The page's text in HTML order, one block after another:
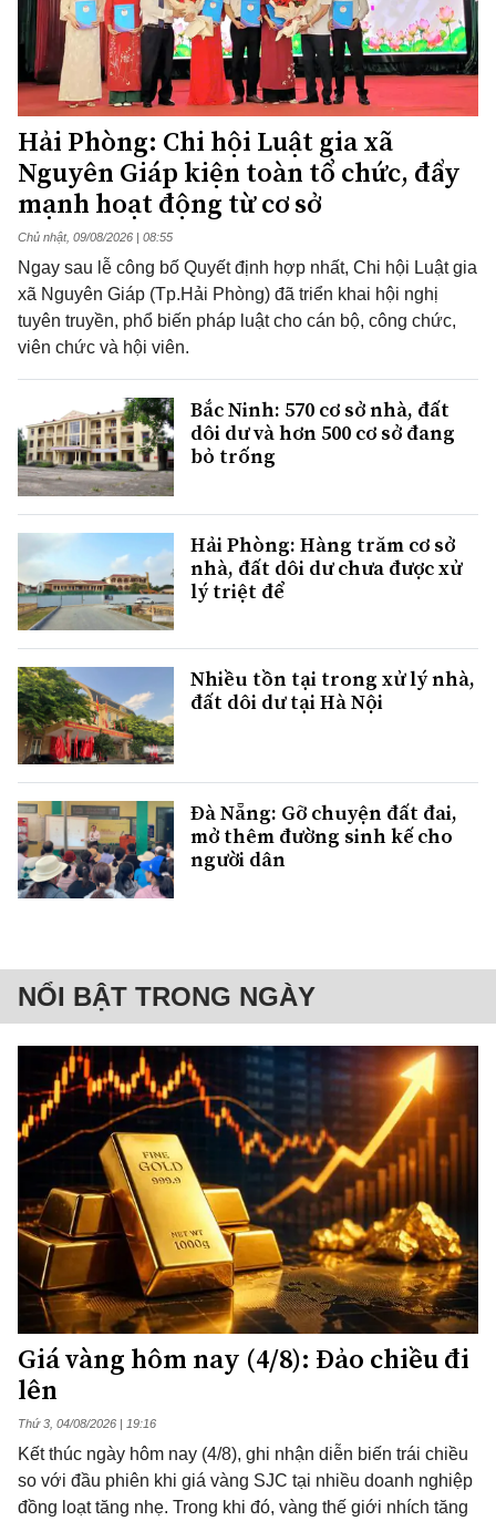
Hải Phòng: Chi hội Luật gia xã
Nguyên Giáp kiện toàn tổ chức, đẩy
mạnh hoạt động từ cơ sở
Chủ nhật, 09/08/2026 | 08:55
Ngay sau lễ công bố Quyết định hợp nhất, Chi hội Luật gia
xã Nguyên Giáp (Tp.Hải Phòng) đã triển khai hội nghị
tuyên truyền, phổ biến pháp luật cho cán bộ, công chức,
viên chức và hội viên.
Bắc Ninh: 570 cơ sở nhà, đất
dôi dư và hơn 500 cơ sở đang
bỏ trống
Hải Phòng: Hàng trăm cơ sở
nhà, đất dôi dư chưa được xử
lý triệt để
Nhiều tồn tại trong xử lý nhà,
đất dôi dư tại Hà Nội
Đà Nẵng: Gỡ chuyện đất đai,
mở thêm đường sinh kế cho
người dân
NỔI BẬT TRONG NGÀY
Giá vàng hôm nay (4/8): Đảo chiều đi
lên
Thứ 3, 04/08/2026 | 19:16
Kết thúc ngày hôm nay (4/8), ghi nhận diễn biến trái chiều
so với đầu phiên khi giá vàng SJC tại nhiều doanh nghiệp
đồng loạt tăng nhẹ. Trong khi đó, vàng thế giới nhích tăng